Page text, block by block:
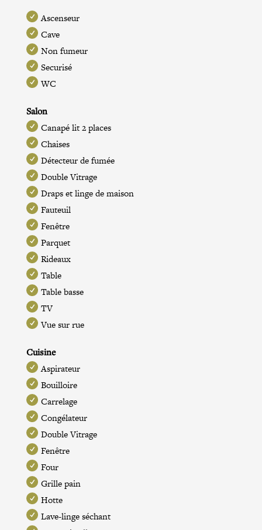
Ascenseur
Cave
Non fumeur
Securisé
WC
Salon
Canapé lit 2 places
Chaises
Détecteur de fumée
Double Vitrage
Draps et linge de maison
Fauteuil
Fenêtre
Parquet
Rideaux
Table
Table basse
TV
Vue sur rue
Cuisine
Aspirateur
Bouilloire
Carrelage
Congélateur
Double Vitrage
Fenêtre
Four
Grille pain
Hotte
Lave-linge séchant